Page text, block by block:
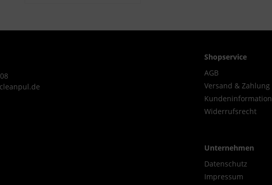
Porzellan, Aluminium,
Shopservice
AGB
Versand & Zahlung
Kundeninformation
Widerrufsrecht
Unternehmen
Datenschutz
Impressum